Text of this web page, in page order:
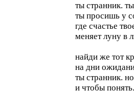
ты странник.
ты просишь у
где счастье
меняет луну в
найди же тот
на дни
ты странник.
и чтобы понять.